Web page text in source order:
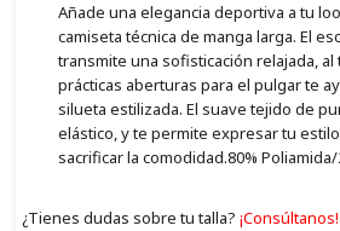
Añade una elegancia deportiva a tu
camiseta técnica de manga larga. El
transmite una sofisticación relajada, al
prácticas aberturas para el pulgar te
silueta estilizada. El suave tejido de
elástico, y te permite expresar tu
sacrificar la comodidad.80% Poliamida/
¿Tienes dudas sobre tu talla? ¡Consúltanos!